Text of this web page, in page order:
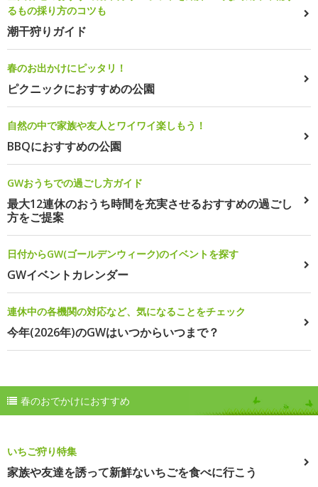
るもの採り方のコツも
潮干狩りガイド
春のお出かけにピッタリ！
ピクニックにおすすめの公園
自然の中で家族や友人とワイワイ楽しもう！
BBQにおすすめの公園
GWおうちでの過ごし方ガイド
最大12連休のおうち時間を充実させるおすすめの過ごし
方をご提案
日付からGW(ゴールデンウィーク)のイベントを探す
GWイベントカレンダー
連休中の各機関の対応など、気になることをチェック
今年(2026年)のGWはいつからいつまで？
春のおでかけにおすすめ
いちご狩り特集
家族や友達を誘って新鮮ないちごを食べに行こう